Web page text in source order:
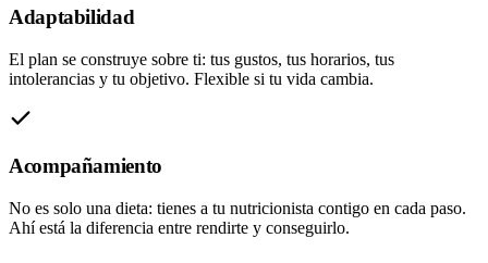
Adaptabilidad
El plan se construye sobre ti: tus gustos, tus horarios, tus
intolerancias y tu objetivo. Flexible si tu vida cambia.
Acompañamiento
No es solo una dieta: tienes a tu nutricionista contigo en cada paso.
Ahí está la diferencia entre rendirte y conseguirlo.